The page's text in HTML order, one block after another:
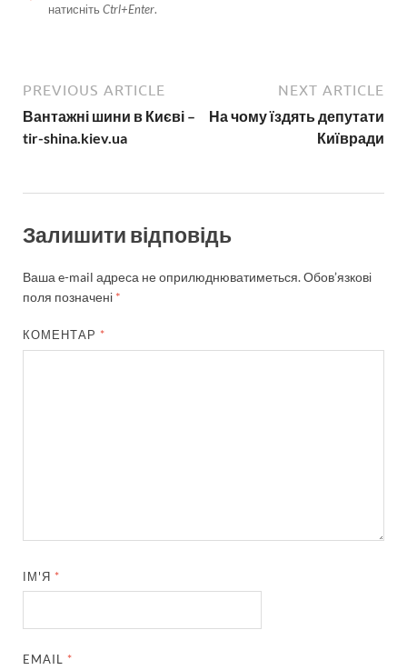
натисніть Ctrl+Enter.
PREVIOUS ARTICLE
Вантажні шини в Києві –
tir-shina.kiev.ua
NEXT ARTICLE
На чому їздять депутати
Київради
Залишити відповідь
Ваша e-mail адреса не оприлюднюватиметься.Обов’язкові
поля позначені *
КОМЕНТАР *
ІМ'Я *
EMAIL *